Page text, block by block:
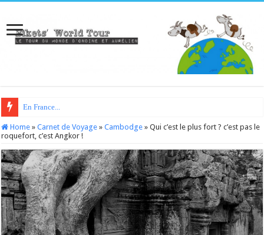
En France...
Home » Carnet de Voyage » Cambodge » Qui c’est le plus fort ? c’est pas le
roquefort, c’est Angkor !